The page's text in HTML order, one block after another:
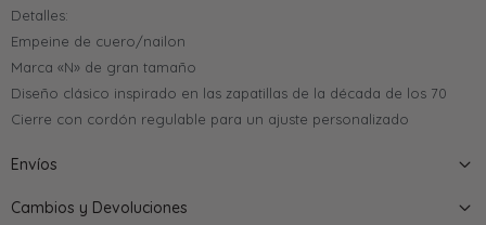
Detalles:
Empeine de cuero/nailon
Marca «N» de gran tamaño
Diseño clásico inspirado en las zapatillas de la década de los 70
Cierre con cordón regulable para un ajuste personalizado
Envíos
Cambios y Devoluciones